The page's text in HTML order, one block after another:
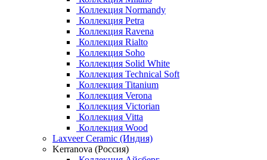
Коллекция Normandy
Коллекция Petra
Коллекция Ravena
Коллекция Rialto
Коллекция Soho
Коллекция Solid White
Коллекция Technical Soft
Коллекция Titanium
Коллекция Verona
Коллекция Victorian
Коллекция Vitta
Коллекция Wood
Laxveer Ceramic (Индия)
Kerranova (Россия)